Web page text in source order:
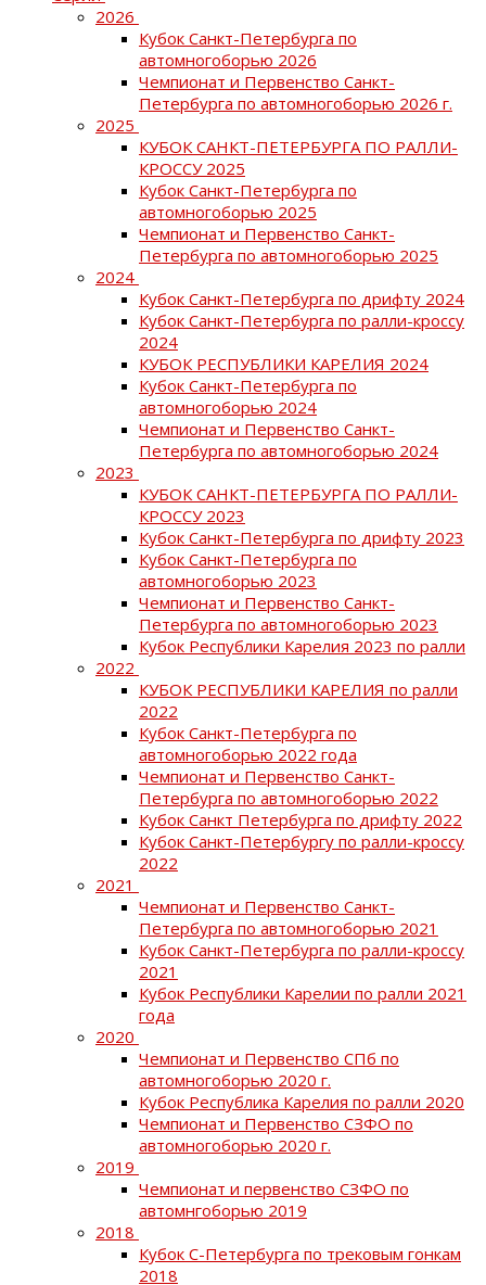
2026
Кубок Санкт-Петербурга по
автомногоборью 2026
Чемпионат и Первенство Санкт-
Петербурга по автомногоборью 2026 г.
2025
КУБОК САНКТ-ПЕТЕРБУРГА ПО РАЛЛИ-
КРОССУ 2025
Кубок Санкт-Петербурга по
автомногоборью 2025
Чемпионат и Первенство Санкт-
Петербурга по автомногоборью 2025
2024
Кубок Санкт-Петербурга по дрифту 2024
Кубок Санкт-Петербурга по ралли-кроссу
2024
КУБОК РЕСПУБЛИКИ КАРЕЛИЯ 2024
Кубок Санкт-Петербурга по
автомногоборью 2024
Чемпионат и Первенство Санкт-
Петербурга по автомногоборью 2024
2023
КУБОК САНКТ-ПЕТЕРБУРГА ПО РАЛЛИ-
КРОССУ 2023
Кубок Санкт-Петербурга по дрифту 2023
Кубок Санкт-Петербурга по
автомногоборью 2023
Чемпионат и Первенство Санкт-
Петербурга по автомногоборью 2023
Кубок Республики Карелия 2023 по ралли
2022
КУБОК РЕСПУБЛИКИ КАРЕЛИЯ по ралли
2022
Кубок Санкт-Петербурга по
автомногоборью 2022 года
Чемпионат и Первенство Санкт-
Петербурга по автомногоборью 2022
Кубок Санкт Петербурга по дрифту 2022
Кубок Санкт-Петербургу по ралли-кроссу
2022
2021
Чемпионат и Первенство Санкт-
Петербурга по автомногоборью 2021
Кубок Санкт-Петербурга по ралли-кроссу
2021
Кубок Республики Карелии по ралли 2021
года
2020
Чемпионат и Первенство СПб по
автомногоборью 2020 г.
Кубок Республика Карелия по ралли 2020
Чемпионат и Первенство СЗФО по
автомногоборью 2020 г.
2019
Чемпионат и первенство СЗФО по
автомнгоборью 2019
2018
Кубок С-Петербурга по трековым гонкам
2018